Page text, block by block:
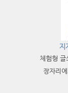
지
체험형 글
장자리